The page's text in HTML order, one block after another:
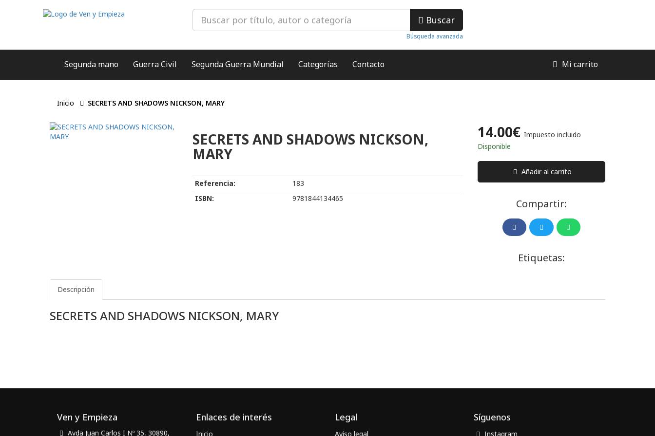
Buscar
Búsqueda avanzada
Segunda mano Guerra Civil Segunda Guerra Mundial Categorías Contacto Mi carrito
Inicio SECRETS AND SHADOWS NICKSON, MARY
SECRETS AND SHADOWS NICKSON,
MARY
Referencia:
183
ISBN:
9781844134465
14.00€ Impuesto incluido
Disponible
Añadir al carrito
Compartir:
Etiquetas:
Descripción
SECRETS AND SHADOWS NICKSON, MARY
Ven y Empieza
Avda Juan Carlos I Nº 35, 30890,
Enlaces de interés
Inicio
Legal
Aviso legal
Síguenos
Instagram